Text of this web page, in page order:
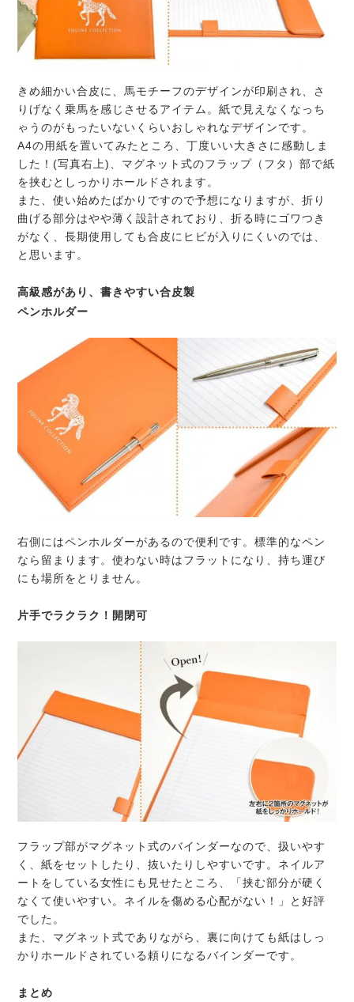
きめ細かい合皮に、馬モチーフのデザインが印刷され、さ
りげなく乗馬を感じさせるアイテム。紙で見えなくなっち
ゃうのがもったいないくらいおしゃれなデザインです。
A4の用紙を置いてみたところ、丁度いい大きさに感動しま
した！(写真右上)、 マグネット式のフラップ（フタ）部で紙
を挟むとしっかりホールドされます。
また、使い始めたばかりですので予想になりますが、折り
曲げる部分はやや薄く設計されており、折る時にゴワつき
がなく、長期使用しても合皮にヒビが入りにくいのでは、
と思います。
高級感があり、書きやすい合皮製
ペンホルダー
右側にはペンホルダーがあるので便利です。標準的なペン
なら留まります。使わない時はフラット になり、持ち運び
にも場所をとりません。
片手でラクラク！開閉可
フラップ部がマグネット式のバインダーなので、扱いやす
く、紙をセットしたり、抜いたりしやすいです。ネイルア
ートをしている女性にも見せたところ、
「挟む部分が硬く
なくて使いやすい。ネイルを傷める心配がない！」 と好評
でした。
また、マグネット式でありながら、裏に向けても紙はしっ
かりホールドされている頼りになるバインダーです。
まとめ